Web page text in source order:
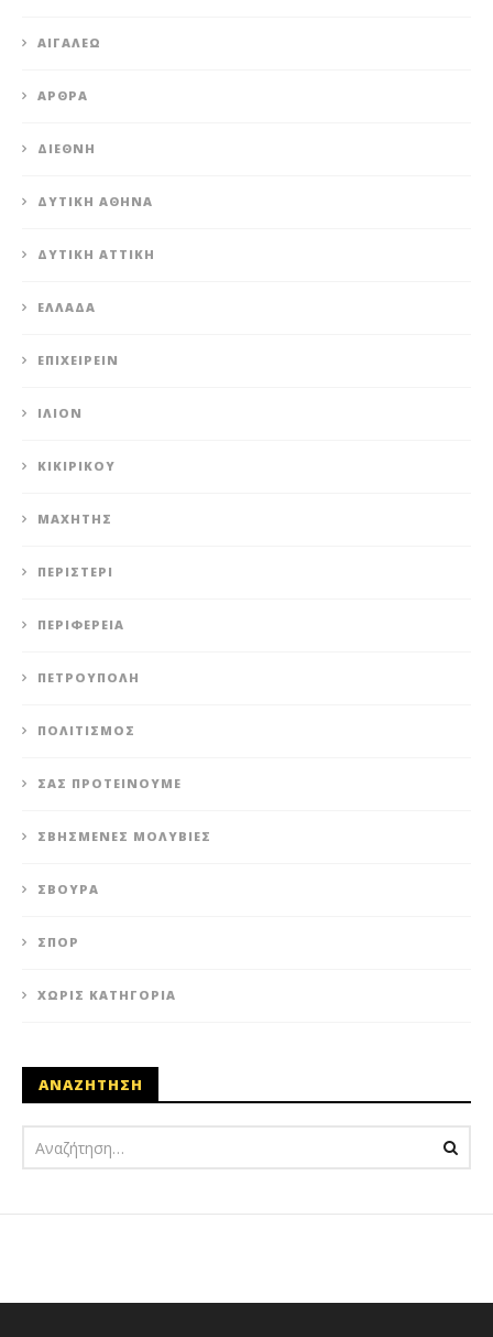
ΑΙΓΆΛΕΩ
ΆΡΘΡΑ
ΔΙΕΘΝΉ
ΔΥΤΙΚΉ ΑΘΉΝΑ
ΔΥΤΙΚΉ ΑΤΤΙΚΉ
ΕΛΛΆΔΑ
ΕΠΙΧΕΙΡΕΊΝ
ΊΛΙΟΝ
ΚΙΚΙΡΙΚΟΥ
ΜΑΧΗΤΗΣ
ΠΕΡΙΣΤΈΡΙ
ΠΕΡΙΦΈΡΕΙΑ
ΠΕΤΡΟΎΠΟΛΗ
ΠΟΛΙΤΙΣΜΌΣ
ΣΑΣ ΠΡΟΤΕΊΝΟΥΜΕ
ΣΒΗΣΜΈΝΕΣ ΜΟΛΥΒΙΈΣ
ΣΒΟΎΡΑ
ΣΠΟΡ
ΧΩΡΊΣ ΚΑΤΗΓΟΡΊΑ
ΑΝΑΖΗΤΗΣΗ